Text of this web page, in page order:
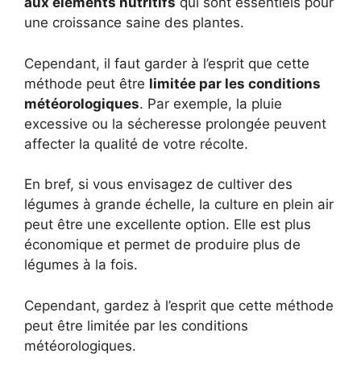
une croissance saine des plantes.
Cependant, il faut garder à l’esprit que cette
méthode peut être limitée par les conditions
météorologiques. Par exemple, la pluie
excessive ou la sécheresse prolongée peuvent
affecter la qualité de votre récolte.
En bref, si vous envisagez de cultiver des
légumes à grande échelle, la culture en plein air
peut être une excellente option. Elle est plus
économique et permet de produire plus de
légumes à la fois.
Cependant, gardez à l’esprit que cette méthode
peut être limitée par les conditions
météorologiques.